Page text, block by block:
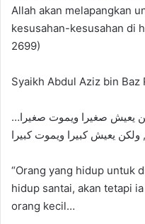
Allah akan melapangkan
kesusahan-kesusahan di
2699)
Syaikh Abdul Aziz bin Baz
يعيش صغيرا ويموت صغيرا…
يعيش كبيرا ويموت كبيرا
“Orang yang hidup untuk
hidup santai, akan tetapi
orang kecil…